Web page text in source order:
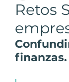
Retos
finanzas.